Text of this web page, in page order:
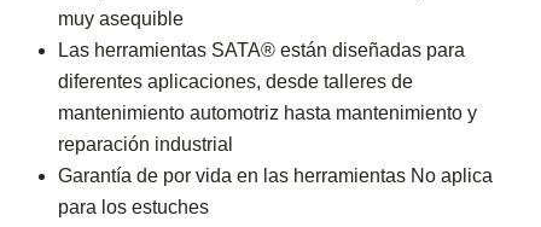
muy asequible
Las herramientas SATA® están diseñadas para
diferentes aplicaciones, desde talleres de
mantenimiento automotriz hasta mantenimiento y
reparación industrial
Garantía de por vida en las herramientas No aplica
para los estuches